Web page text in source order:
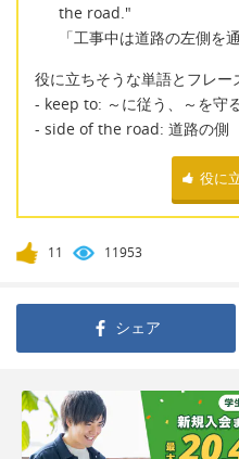
the road."
「工事中は道路の左側を
役に立ちそうな単語とフレー
- keep to: ～に従う、～を守
- side of the road: 道路の側
役に
11 11953
シェア